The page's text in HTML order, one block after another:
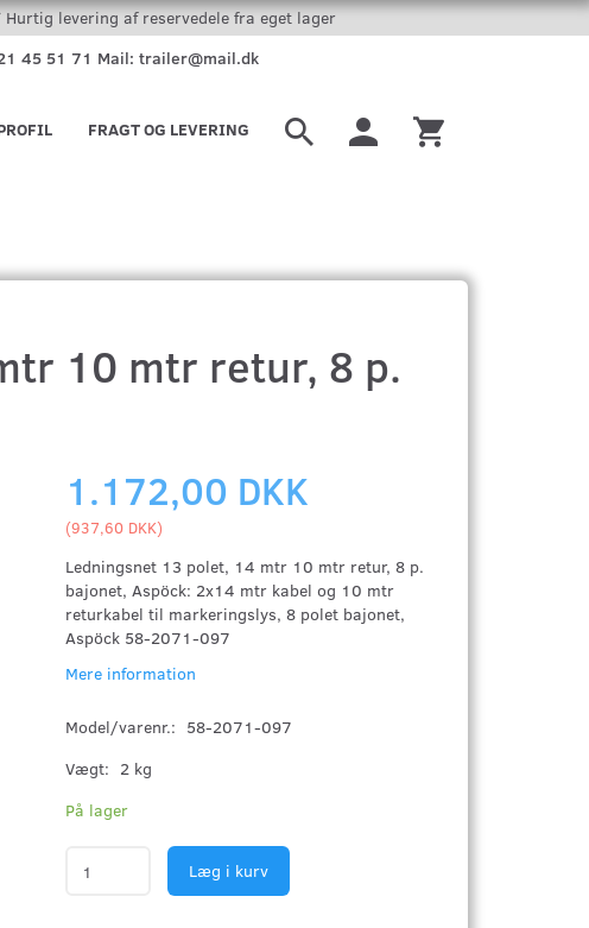
Hurtig levering af reservedele fra eget lager
45 51 71 Mail: trailer@mail.dk
FRAGT OG LEVERING
10 mtr retur, 8 p.
1.172,00 DKK
(937,60 DKK)
Ledningsnet 13 polet, 14 mtr 10 mtr retur, 8 p.
bajonet, Aspöck: 2x14 mtr kabel og 10 mtr
returkabel til markeringslys, 8 polet bajonet,
Aspöck 58-2071-097
Mere information
Model/varenr.: 58-2071-097
Vægt: 2 kg
På lager
Læg i kurv